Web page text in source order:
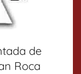
de
Roca